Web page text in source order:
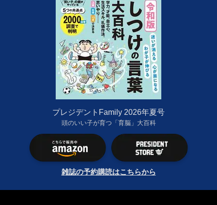
プレジデントFamily 2026年夏号
頭のいい子が育つ「育脳」大百科
雑誌の予約購読はこちらから